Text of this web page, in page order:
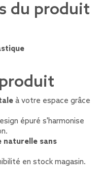
du produit
à votre espace grâce
épuré s'harmonise
naturelle sans
en stock magasin.